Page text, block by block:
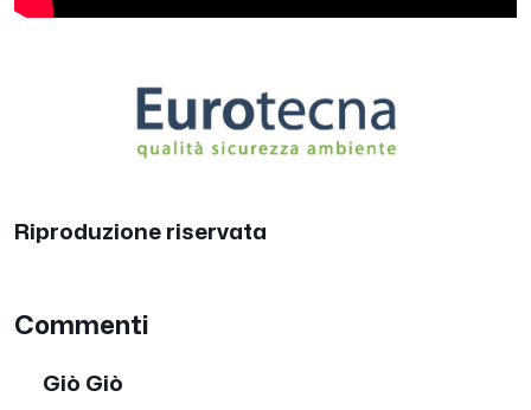
Riproduzione riservata
Commenti
Giò Giò